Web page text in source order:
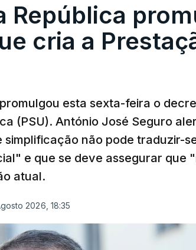
República
cria a
esta sexta-feira o
(PSU). António José Seguro
não pode traduzir-
e que se deve assegurar que
atual.
2026, 18:35